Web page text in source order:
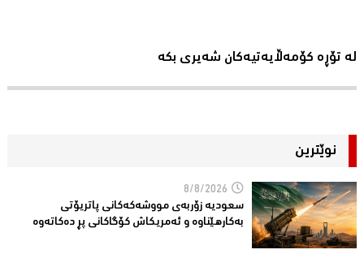
لە تۆڕە کۆمەڵایەتیەکان شەیری بکە
نوێترین
8/8/2026
سعودیە زۆربەی مووشەكەكانی پاتریۆتی
بەكارهێناوە و ئەمریكاش كۆگاكانی پڕ دەكاتەوە